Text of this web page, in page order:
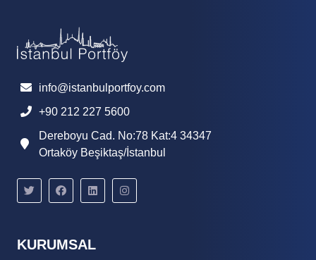
info@istanbulportfoy.com
+90 212 227 5600
Dereboyu Cad. No:78 Kat:4 34347
Ortaköy Beşiktaş/İstanbul
KURUMSAL